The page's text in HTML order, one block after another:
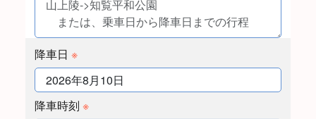
降車日 ※
降車時刻 ※